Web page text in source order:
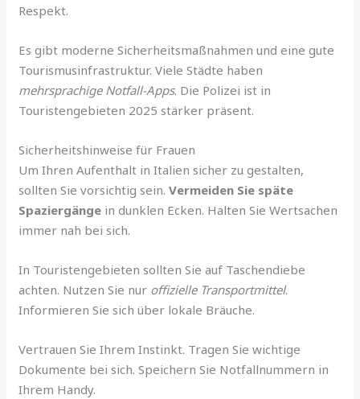
Respekt.
Es gibt moderne Sicherheitsmaßnahmen und eine gute
Tourismusinfrastruktur. Viele Städte haben
mehrsprachige Notfall-Apps. Die Polizei ist in
Touristengebieten 2025 stärker präsent.
Sicherheitshinweise für Frauen
Um Ihren Aufenthalt in Italien sicher zu gestalten,
sollten Sie vorsichtig sein.Vermeiden Sie späte
Spaziergänge in dunklen Ecken. Halten Sie Wertsachen
immer nah bei sich.
In Touristengebieten sollten Sie auf Taschendiebe
achten. Nutzen Sie nur offizielle Transportmittel.
Informieren Sie sich über lokale Bräuche.
Vertrauen Sie Ihrem Instinkt. Tragen Sie wichtige
Dokumente bei sich. Speichern Sie Notfallnummern in
Ihrem Handy.